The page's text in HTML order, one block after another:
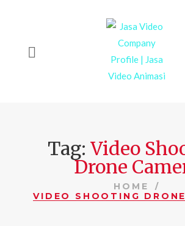
Tag: Video
Drone
HOME
VIDEO SHOOTING